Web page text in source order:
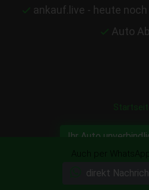
ankauf.live - heute
Auto
Ihr Auto
Auch per
direkt